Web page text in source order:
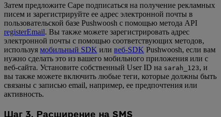
Затем предложите Саре подписаться на получение рекламных
писем и зарегистрируйте ее адрес электронной почты в
пользовательской базе Pushwoosh с помощью метода API
registerEmail. Вы также можете зарегистрировать адрес
электронной почты с помощью соответствующих методов,
используя мобильный SDK или веб-SDK Pushwoosh, если вам
нужно сделать это из вашего мобильного приложения или с
веб-сайта. Установите собственный User ID на sarah_123, и
вы также можете включить любые теги, которые должны быть
связаны с записью email, например, ее предпочтения или
активность.
Шаг 3. Расширение на SMS